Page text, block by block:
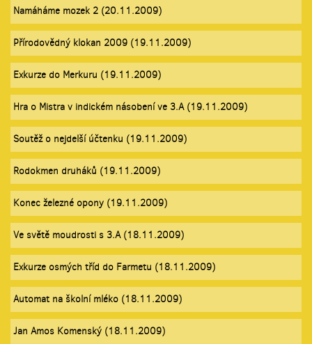
Namáháme mozek 2 (20.11.2009)
Přírodovědný klokan 2009 (19.11.2009)
Exkurze do Merkuru (19.11.2009)
Hra o Mistra v indickém násobení ve 3.A (19.11.2009)
Soutěž o nejdelší účtenku (19.11.2009)
Rodokmen druháků (19.11.2009)
Konec železné opony (19.11.2009)
Ve světě moudrosti s 3.A (18.11.2009)
Exkurze osmých tříd do Farmetu (18.11.2009)
Automat na školní mléko (18.11.2009)
Jan Amos Komenský (18.11.2009)